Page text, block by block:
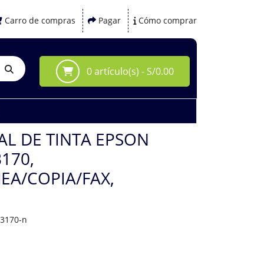
Carro de compras Pagar Cómo comprar
0 artículo(s) - S/0.00
DE TINTA EPSON
COPIA/FAX,
n